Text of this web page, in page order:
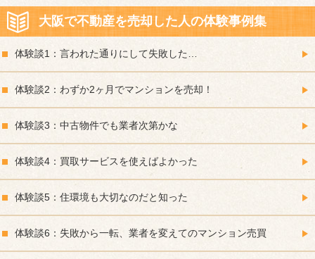
大阪で不動産を売却した人の体験事例集
体験談1：言われた通りにして失敗した…
体験談2：わずか2ヶ月でマンションを売却！
体験談3：中古物件でも業者次第かな
体験談4：買取サービスを使えばよかった
体験談5：住環境も大切なのだと知った
体験談6：失敗から一転、業者を変えてのマンション売買